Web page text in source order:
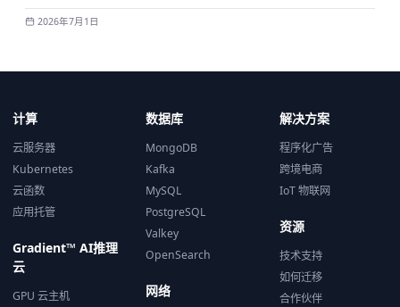
2026年7月1日
计算
云服务器
Kubernetes
云函数
应用托管
Gradient™ AI推理
云
GPU 云主机
数据库
MongoDB
Kafka
MySQL
PostgreSQL
Valkey
OpenSearch
网络
解决方案
程序化广告
跨境电商
IoT 物联网
资源
技术支持
如何迁移
合作伙伴